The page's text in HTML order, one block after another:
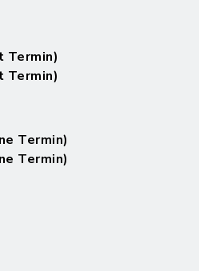
Termin)
Termin)
Termin)
Termin)